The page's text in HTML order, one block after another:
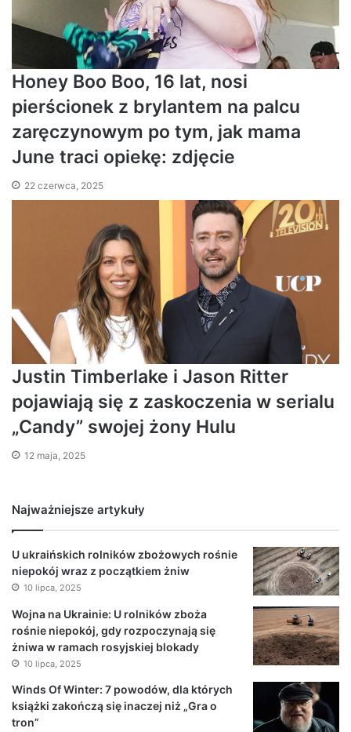
Honey Boo Boo, 16 lat, nosi
pierścionek z brylantem na palcu
zaręczynowym po tym, jak mama
June traci opiekę: zdjęcie
22 czerwca, 2025
Justin Timberlake i Jason Ritter
pojawiają się z zaskoczenia w serialu
„Candy” swojej żony Hulu
12 maja, 2025
Najważniejsze artykuły
U ukraińskich rolników zbożowych rośnie
niepokój wraz z początkiem żniw
10 lipca, 2025
Wojna na Ukrainie: U rolników zboża
rośnie niepokój, gdy rozpoczynają się
żniwa w ramach rosyjskiej blokady
10 lipca, 2025
Winds Of Winter: 7 powodów, dla których
książki zakończą się inaczej niż „Gra o
tron”